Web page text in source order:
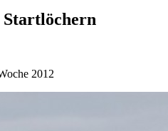
Startlöchern
2012